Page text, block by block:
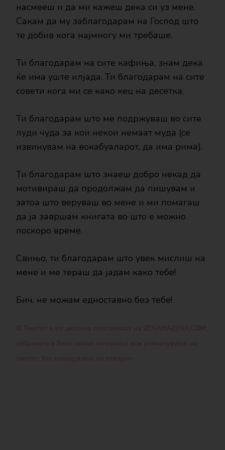
насмееш и да ми кажеш дека си уз мене.
Сакам да му заблагодарам на Господ што
те добив кога најмногу ми требаше.
Ти благодарам на сите кафиња, знам дека
ќе има уште илјада. Ти благодарам на сите
совети кога ми се како кец на десетка.
Ти благодарам што ме подржуваш во сите
луди чуда за кои некои немаат муда (се
извинувам на вокабуаларот, да има рима).
Ти благодарам што знаеш добро некад да
мотивираш да продолжам да пишувам и
затоа што веруваш во мене и ми помагаш
да ја завршам книгата во што е можно
поскоро време.
Свињо, ти благодарам што увек мислиш на
мене и ме тераш да јадам како тебе!
Бич, не можам едноставно без тебе!